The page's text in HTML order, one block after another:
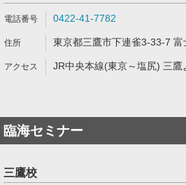
0422-41-7782
東京都三鷹市下連雀3-33-7 富
JR中央本線(東京～塩尻) 三鷹
臨海セミナー
三鷹校